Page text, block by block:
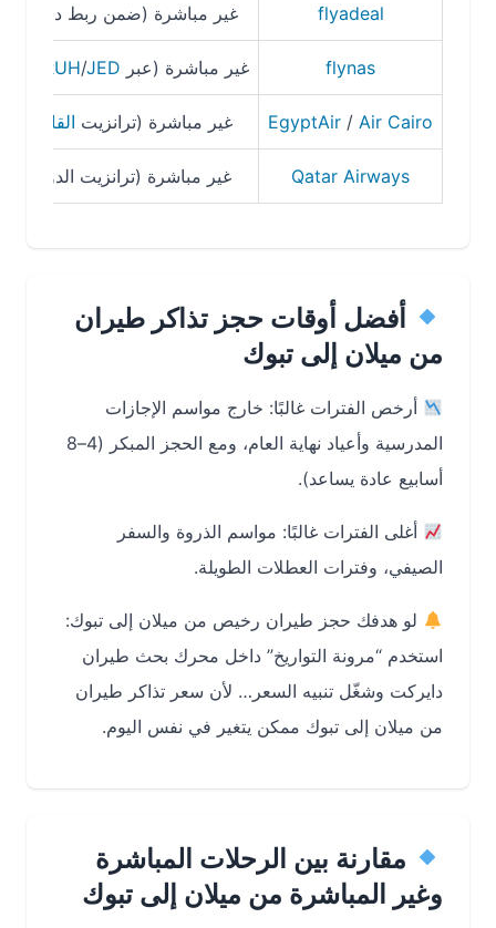
flyadeal غير مباشرة (ضمن ربط داخلي)
flynas غير مباشرة (عبر RUH JED غالبًا)
EgyptAir /Air Cairo غير مباشرة (ترانزيتالقاهرة)
Qatar Airways غير مباشرة (ترانزيت الدوحة)
أفضل أوقات حجز تذاكر طيران
من ميلان إلى تبوك
أرخص الفترات غالبًا: خارج مواسم الإجازات
المدرسية وأعياد نهاية العام، ومع الحجز المبكر (4–8
أسابيع عادة يساعد).
أغلى الفترات غالبًا: مواسم الذروة والسفر
الصيفي، وفترات العطلات الطويلة.
لو هدفك حجز طيران رخيص من ميلان إلى تبوك:
استخدم “مرونة التواريخ” داخل محرك بحث طيران
دايركت وشغّل تنبيه السعر… لأن سعر تذاكر طيران
من ميلان إلى تبوك ممكن يتغير في نفس اليوم.
مقارنة بين الرحلات المباشرة
وغير المباشرة من ميلان إلى تبوك